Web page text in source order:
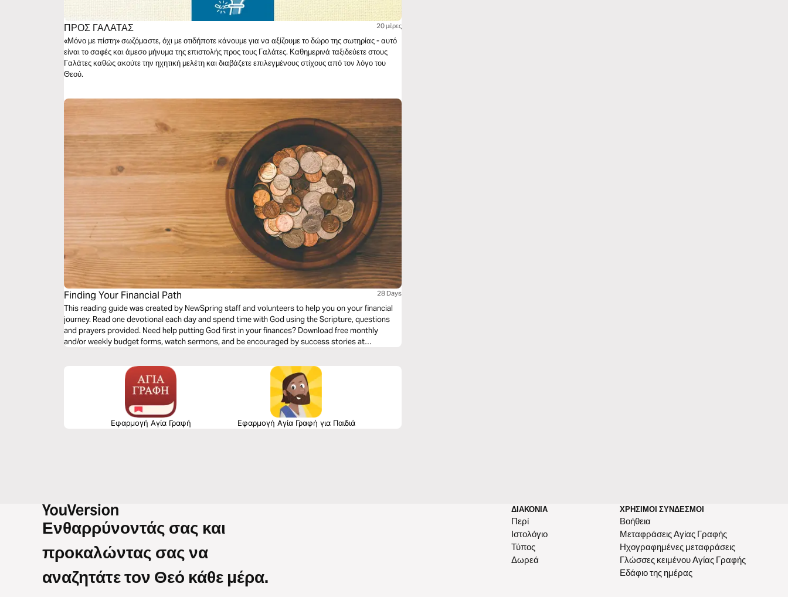
ΠΡΟΣ ΓΑΛΑΤΑΣ 20 μέρες
«Μόνο με πίστη» σωζόμαστε, όχι με οτιδήποτε κάνουμε για να αξίζουμε το δώρο της σωτηρίας - αυτό
είναι το σαφές και άμεσο μήνυμα της επιστολής προς τους Γαλάτες. Καθημερινά ταξιδεύετε στους
Γαλάτες καθώς ακούτε την ηχητική μελέτη και διαβάζετε επιλεγμένους στίχους από τον λόγο του
Θεού.
Finding Your Financial Path 28 Days
This reading guide was created by NewSpring staff and volunteers to help you on your financial
journey. Read one devotional each day and spend time with God using the Scripture, questions
and prayers provided. Need help putting God first in your finances? Download free monthly
and/or weekly budget forms, watch sermons, and be encouraged by success stories at
Εφαρμογή Αγία Γραφή Εφαρμογή Αγία Γραφή για Παιδιά
Ενθαρρύνοντάς σας και
προκαλώντας σας να
αναζητάτε τον Θεό κάθε μέρα.
ΔΙΑΚΟΝΊΑ
Περί
Ιστολόγιο
Τύπος
Δωρεά
ΧΡΉΣΙΜΟΙ ΣΎΝΔΕΣΜΟΙ
Βοήθεια
Μεταφράσεις Αγίας Γραφής
Ηχογραφημένες μεταφράσεις
Γλώσσες κειμένου Αγίας Γραφής
Εδάφιο της ημέρας